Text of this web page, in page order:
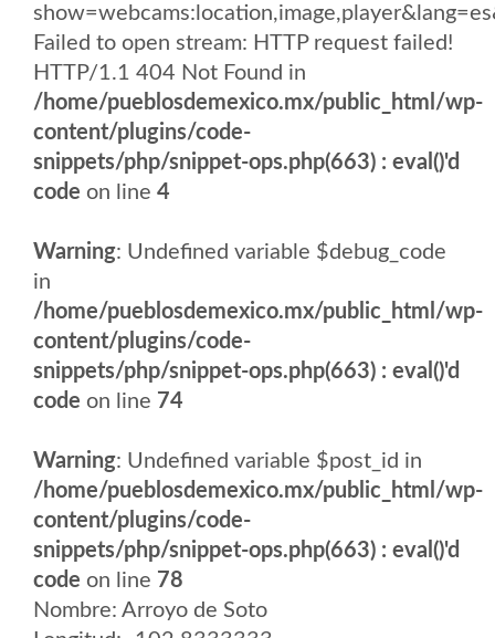
Failed to open stream: HTTP request failed!
HTTP/1.1 404 Not Found in
/home/pueblosdemexico.mx/public_html/wp-
content/plugins/code-
snippets/php/snippet-ops.php(663) : eval()'d
code on line 4
Warning: Undefined variable $debug_code
in
/home/pueblosdemexico.mx/public_html/wp-
content/plugins/code-
snippets/php/snippet-ops.php(663) : eval()'d
code on line 74
Warning: Undefined variable $post_id in
/home/pueblosdemexico.mx/public_html/wp-
content/plugins/code-
snippets/php/snippet-ops.php(663) : eval()'d
code on line 78
Nombre: Arroyo de Soto